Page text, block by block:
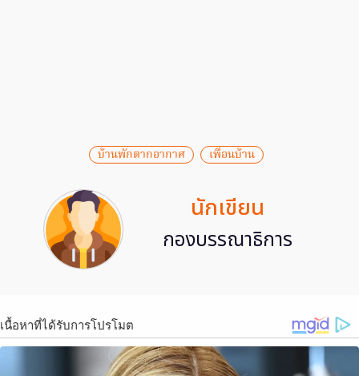
บ้านพักตากอากาศ เพื่อนบ้าน
นักเขียน
กองบรรณาธิการ
เนื้อหาที่ได้รับการโปรโมต